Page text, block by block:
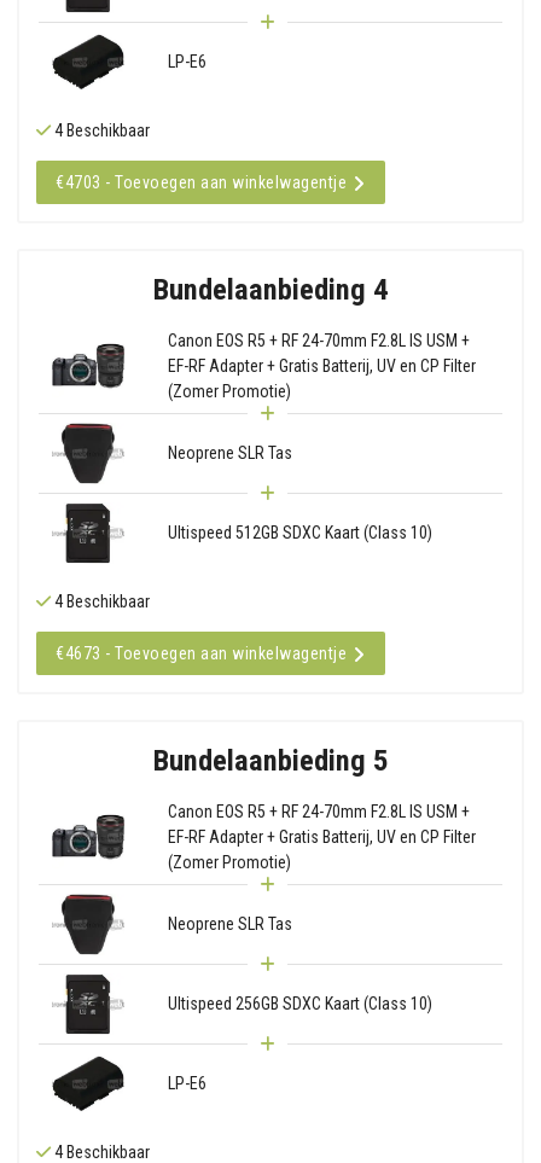
LP-E6
4 Beschikbaar
€4703 - Toevoegen aan winkelwagentje
Bundelaanbieding 4
Canon EOS R5 + RF 24-70mm F2.8L IS USM +
EF-RF Adapter + Gratis Batterij, UV en CP Filter
(Zomer Promotie)
Neoprene SLR Tas
Ultispeed 512GB SDXC Kaart (Class 10)
4 Beschikbaar
€4673 - Toevoegen aan winkelwagentje
Bundelaanbieding 5
Canon EOS R5 + RF 24-70mm F2.8L IS USM +
EF-RF Adapter + Gratis Batterij, UV en CP Filter
(Zomer Promotie)
Neoprene SLR Tas
Ultispeed 256GB SDXC Kaart (Class 10)
LP-E6
4 Beschikbaar